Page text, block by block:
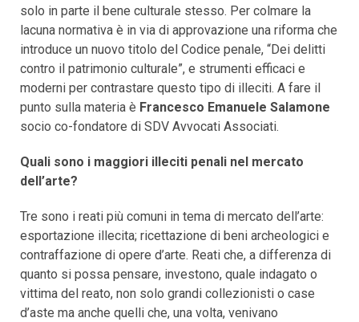
solo in parte il bene culturale stesso. Per colmare la
lacuna normativa è in via di approvazione una riforma che
introduce un nuovo titolo del Codice penale, “Dei delitti
contro il patrimonio culturale”, e strumenti efficaci e
moderni per contrastare questo tipo di illeciti. A fare il
punto sulla materia è Francesco Emanuele Salamone
socio co-fondatore di SDV Avvocati Associati.
Quali sono i maggiori illeciti penali nel mercato
dell’arte?
Tre sono i reati più comuni in tema di mercato dell’arte:
esportazione illecita; ricettazione di beni archeologici e
contraffazione di opere d’arte. Reati che, a differenza di
quanto si possa pensare, investono, quale indagato o
vittima del reato, non solo grandi collezionisti o case
d’aste ma anche quelli che, una volta, venivano